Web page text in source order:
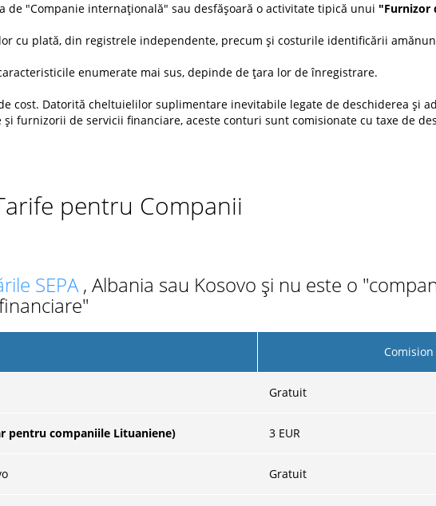
"Companie internațională" sau desfășoară o activitate tipică unui "Furnizor
cu plată, din registrele independente, precum și costurile identificării
enumerate mai sus, depinde de țara lor de înregistrare.
cost. Datorită cheltuielilor suplimentare inevitabile legate de deschiderea și
furnizorii de servicii financiare, aceste conturi sunt comisionate cu taxe de
pentru Companii
SEPA, Albania sau Kosovo și nu este o
Comision
Gratuit
pentru companiile Lituaniene) 3 EUR
Gratuit